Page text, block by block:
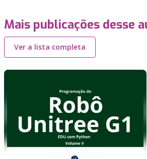
Mais publicações desse
Ver a lista completa